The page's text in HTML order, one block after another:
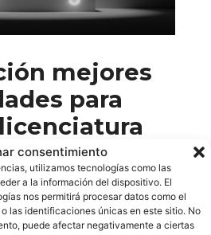
consentimiento
utilizamos tecnologías como las
a la información del dispositivo. El
nos permitirá procesar datos como el
las identificaciones únicas en este sitio. No
puede afectar negativamente a ciertas
de
mejores
para
online
online no es
dependiendo del